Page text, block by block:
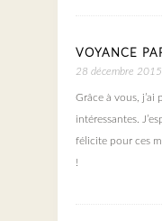
VOYANCE
28 décembre
Grâce à vous,
intéressantes.
félicite pour ces
!